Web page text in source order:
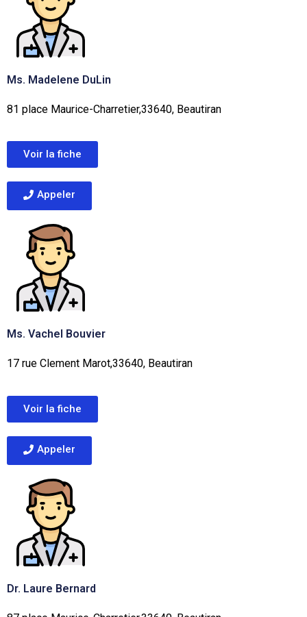
Ms. Madelene DuLin
81 place Maurice-Charretier,33640, Beautiran
Voir la fiche
Appeler
Ms. Vachel Bouvier
17 rue Clement Marot,33640, Beautiran
Voir la fiche
Appeler
Dr. Laure Bernard